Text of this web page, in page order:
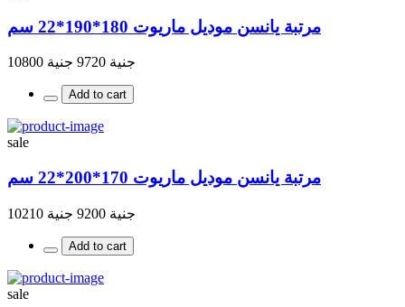
مرتبة يانسن موديل ماريوت 180*190*22 سم
جنية 9720 جنية 10800
Add to cart
sale
مرتبة يانسن موديل ماريوت 170*200*22 سم
جنية 9200 جنية 10210
Add to cart
sale